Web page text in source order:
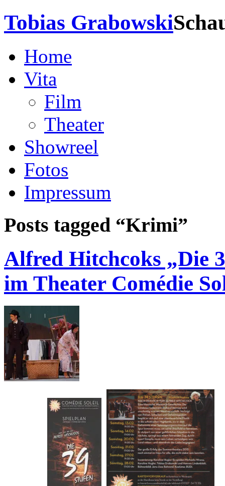
Tobias Grabowski
Home
Vita
Film
Theater
Showreel
Fotos
Impressum
Posts tagged “Krimi”
Alfred Hitchcoks „Die
im Theater Comédie